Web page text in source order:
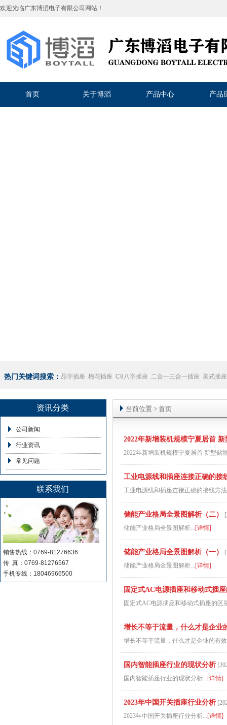
欢迎光临广东博滔电子有限公司 网站！
首页 关于博滔 产品中心 产品
热门关键词搜索： 品字插座 梅花插座 C8八字插座 二合一三合一插座 美式插座
资讯分类
公司新闻
行业资讯
常见问题
联系我们
销售热线：0769-81276636
传 真：0769-81276567
手机专线：18046966500
当前位置 > 首页
2022年新增装机规模宁夏居首
2022年新增装机规模宁夏居首 新型储
工业电源线和插座连接正确的接
工业电源线和插座连接正确的接线方
储能产业格局全景图解析（二）
储能产业格局全景图解析...[详情]
储能产业格局全景图解析（一）
储能产业格局全景图解析...[详情]
固定式AC电源插座和移动式插
固定式AC电源插座和移动式插座的区
增长不等于流量，什么才是企业
增长不等于流量，什么才是企业的有
国内智能插座行业的现状分析
国内智能插座行业的现状分析...[详情]
2023年中国开关插座行业分析
2023年中国开关插座行业分析...[详情]